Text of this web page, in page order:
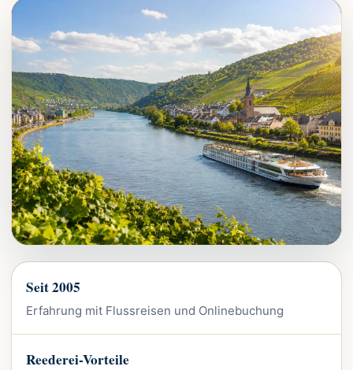
Seit 2005
Erfahrung mit Flussreisen und Onlinebuchung
Reederei-Vorteile